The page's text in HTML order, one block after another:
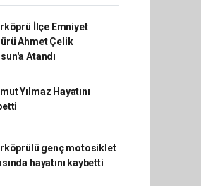
İlçe Emniyet
Ahmet Çelik
Atandı
Yılmaz Hayatını
genç motosiklet
hayatını kaybetti